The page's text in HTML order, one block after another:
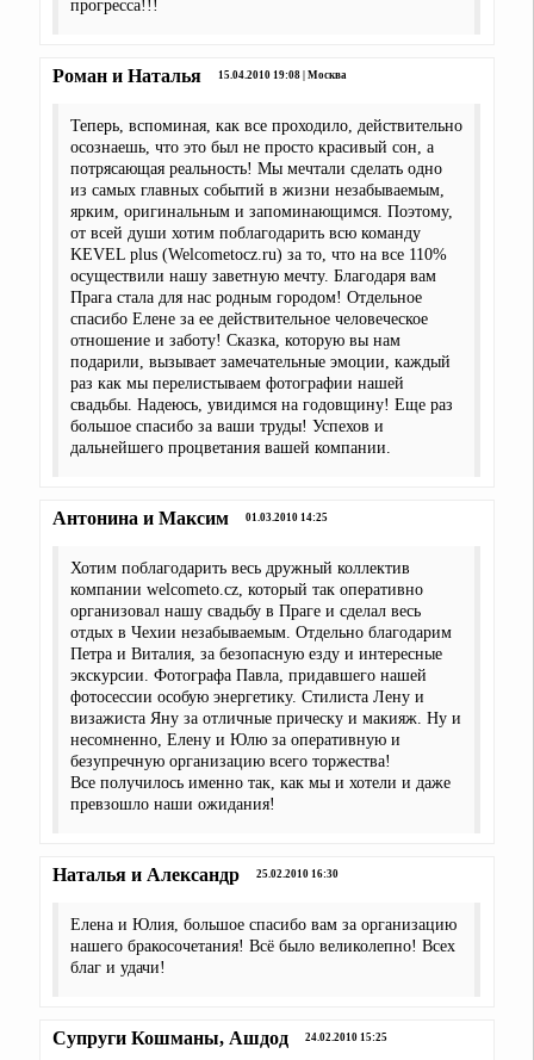
прогресса!!!
Роман и Наталья 15.04.2010 19:08 | Москва
Теперь, вспоминая, как все проходило, действительно
осознаешь, что это был не просто красивый сон, а
потрясающая реальность! Мы мечтали сделать одно
из самых главных событий в жизни незабываемым,
ярким, оригинальным и запоминающимся. Поэтому,
от всей души хотим поблагодарить всю команду
KEVEL plus (Welcometocz.ru) за то, что на все 110%
осуществили нашу заветную мечту. Благодаря вам
Прага стала для нас родным городом! Отдельное
спасибо Елене за ее действительное человеческое
отношение и заботу! Сказка, которую вы нам
подарили, вызывает замечательные эмоции, каждый
раз как мы перелистываем фотографии нашей
свадьбы. Надеюсь, увидимся на годовщину! Еще раз
большое спасибо за ваши труды! Успехов и
дальнейшего процветания вашей компании.
Антонина и Максим 01.03.2010 14:25
Хотим поблагодарить весь дружный коллектив
компании welcometo.cz, который так оперативно
организовал нашу свадьбу в Праге и сделал весь
отдых в Чехии незабываемым. Отдельно благодарим
Петра и Виталия, за безопасную езду и интересные
экскурсии. Фотографа Павла, придавшего нашей
фотосессии особую энергетику. Стилиста Лену и
визажиста Яну за отличные прическу и макияж. Ну и
несомненно, Елену и Юлю за оперативную и
безупречную организацию всего торжества!
Все получилось именно так, как мы и хотели и даже
превзошло наши ожидания!
Наталья и Александр 25.02.2010 16:30
Елена и Юлия, большое спасибо вам за организацию
нашего бракосочетания! Всё было великолепно! Всех
благ и удачи!
Супруги Кошманы, Ашдод 24.02.2010 15:25